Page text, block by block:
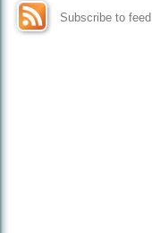
Subscribe to feed